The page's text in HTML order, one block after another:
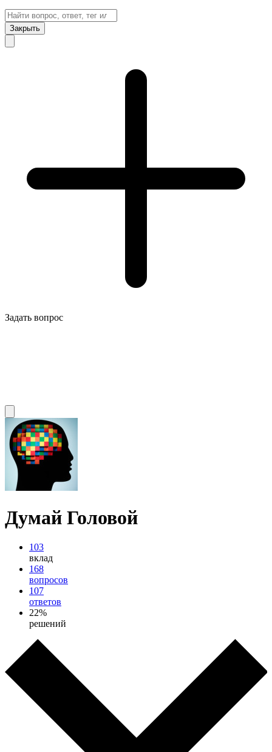
Закрыть
Задать вопрос
Думай Головой
103
вклад
168
вопросов
107
ответов
22%
решений